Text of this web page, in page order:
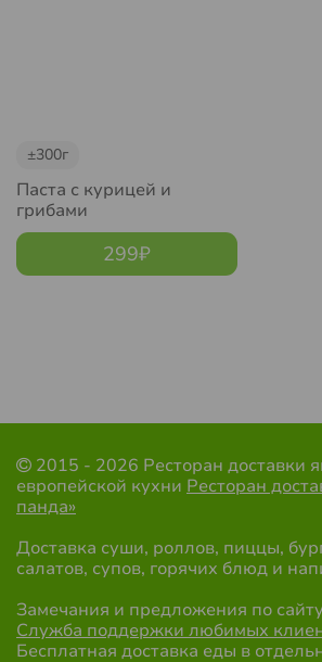
±300г
Паста с курицей и
грибами
299₽
2015 - 2026 Ресторан доставки
европейской кухни Ресторан
панда»
Доставка суши, роллов, пиццы,
салатов, супов, горячих блюд и
Замечания и предложения по
Служба поддержки любимых
Бесплатная доставка еды в